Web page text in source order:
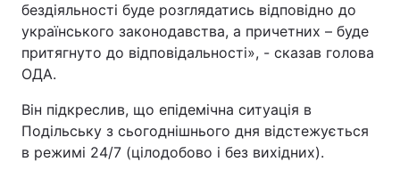
бездіяльності буде розглядатись відповідно до
українського законодавства, а причетних – буде
притягнуто до відповідальності», - сказав голова
ОДА.
Він підкреслив, що епідемічна ситуація в
Подільську з сьогоднішнього дня відстежується
в режимі 24/7 (цілодобово і без вихідних).